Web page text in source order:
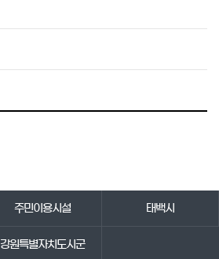
주민이용시설 태백시
강원특별자치도시군